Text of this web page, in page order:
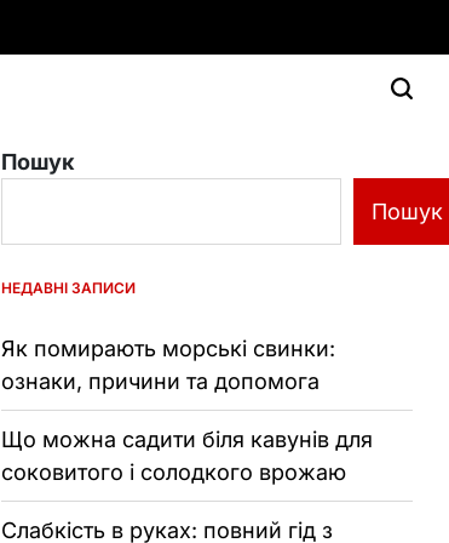
Пошук
Пошук
НЕДАВНІ ЗАПИСИ
Як помирають морські свинки:
ознаки, причини та допомога
Що можна садити біля кавунів для
соковитого і солодкого врожаю
Слабкість в руках: повний гід з